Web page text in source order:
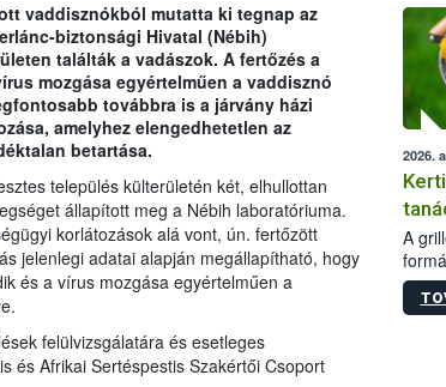
vaddisznókból mutatta ki tegnap az
biztonsági Hivatal (Nébih)
találták a vadászok. A fertőzés a
mozgása egyértelműen a vaddisznó
továbbra is a járvány házi
amelyhez elengedhetetlen az
betartása.
település külterületén két, elhullottan
állapított meg a Nébih laboratóriuma.
korlátozások alá vont, ún. fertőzött
jelenlegi adatai alapján megállapítható, hogy
és a vírus mozgása egyértelműen a
felülvizsgálatára és esetleges
és Afrikai Sertéspestis Szakértői Csoport
Az
2026.
A